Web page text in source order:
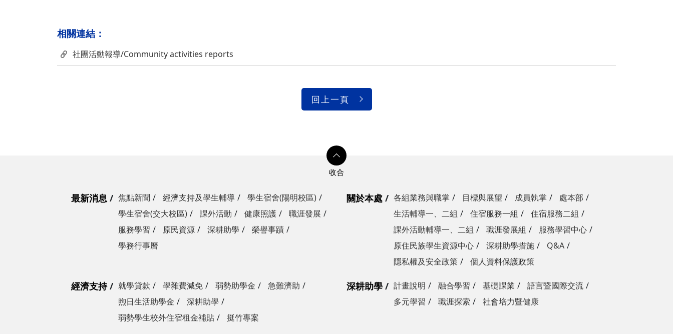
相關連結：
社團活動報導/Community activities reports
回上一頁
最新消息 焦點新聞 經濟支持及學生輔導
學生宿舍(陽明校區)
學生宿舍(交大校區)
課外活動 健康照護
職涯發展
服務學習
原民資源 深耕助學
榮譽事蹟
學務行事曆
關於本處 各組業務與職掌 目標與展望 成員執掌
處本部
生活輔導一、二組
住宿服務一組
住宿服務二組
課外活動輔導一、二組
職涯發展組
服務學習中心
原住民族學生資源中心
深耕助學措施
Q&A
隱私權及安全政策
個人資料保護政策
經濟支持 就學貸款 學雜費減免 弱勢助學金
急難濟助
煦日生活助學金
深耕助學
弱勢學生校外住宿租金補貼
挺竹專案
深耕助學 計畫說明 融合學習 基礎課業
語言暨國際交流
多元學習
職涯探索 社會培力暨健康